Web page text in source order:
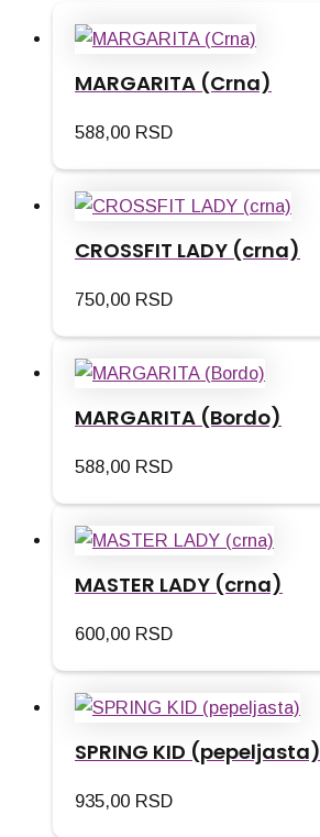
MARGARITA (Crna)
588,00 RSD
CROSSFIT LADY (crna)
750,00 RSD
MARGARITA (Bordo)
588,00 RSD
MASTER LADY (crna)
600,00 RSD
SPRING KID (pepeljasta)
935,00 RSD